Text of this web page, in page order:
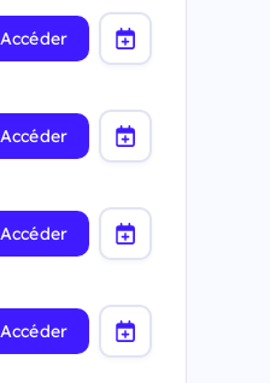
Accéder
Accéder
Accéder
Accéder